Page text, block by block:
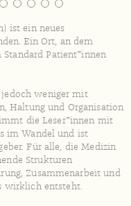
ist ein neues
Ein Ort, an dem
Patient*innen
jedoch weniger mit
Haltung und Organisation
die Leser*innen mit
im Wandel und ist
Für alle, die Medizin
Strukturen
Zusammenarbeit und
wirklich entsteht.